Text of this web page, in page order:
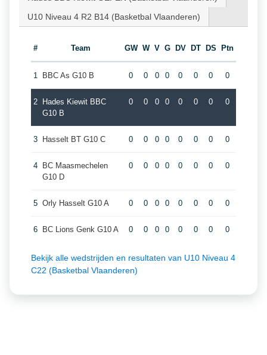
U10 Niveau 4 R2 B14 (Basketbal Vlaanderen)
# Team GW W V G DV DT DS Ptn
1 BBC As G10 B 0 0 0 0 0 0 0 0
2
Hades Kiewit BBC
G10 B
0 0 0 0 0 0 0 0
3 Hasselt BT G10 C 0 0 0 0 0 0 0 0
4
BC Maasmechelen
G10 D
0 0 0 0 0 0 0 0
5 Orly Hasselt G10 A 0 0 0 0 0 0 0 0
6 BC Lions Genk G10 A 0 0 0 0 0 0 0 0
Bekijk alle wedstrijden en resultaten van U10 Niveau 4
C22 (Basketbal Vlaanderen)